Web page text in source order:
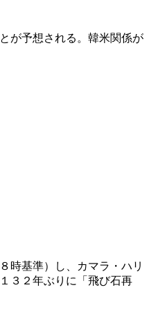
が予想される。韓米関係が
時基準）し、カマラ・ハリ
３２年ぶりに「飛び石再